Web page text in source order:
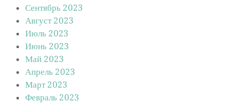
Сентябрь 2023
Август 2023
Июль 2023
Июнь 2023
Май 2023
Апрель 2023
Март 2023
Февраль 2023